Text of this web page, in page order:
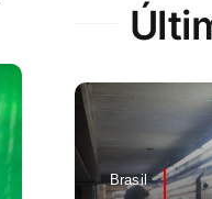
Brasil